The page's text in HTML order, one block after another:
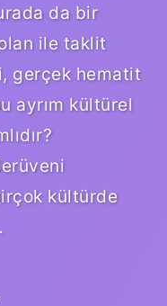
da bir
ile taklit
gerçek hematit
ayrım kültürel
kültürde